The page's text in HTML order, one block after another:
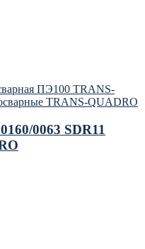
ПЭ100 TRANS-
TRANS-QUADRO
0063 SDR11